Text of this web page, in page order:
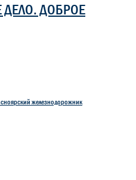
ДОБРОЕ
железнодорожник